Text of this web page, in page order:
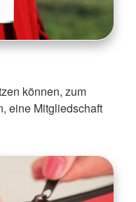
können, zum
eine Mitgliedschaft